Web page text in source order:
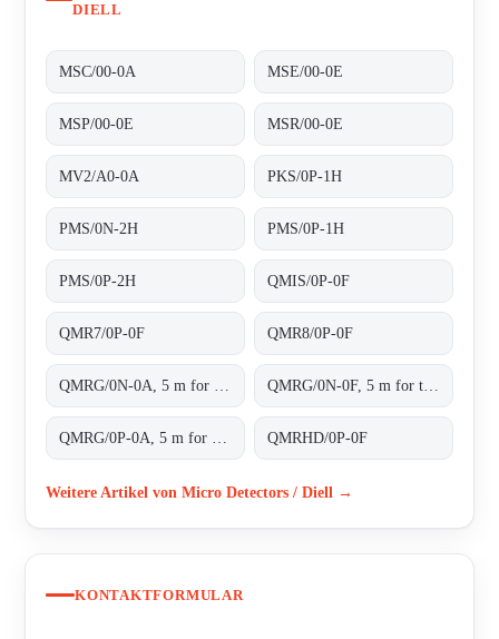
DIELL
MSC/00-0A MSE/00-0E
MSP/00-0E MSR/00-0E
MV2/A0-0A PKS/0P-1H
PMS/0N-2H PMS/0P-1H
PMS/0P-2H QMIS/0P-0F
QMR7/0P-0F QMR8/0P-0F
QMRG/0N-0A, 5 m for transparent objects NPN L/D cable 2m QMRG/0N-0F, 5 m for transparent objects NPN L/D conn.M8 4pins
QMRG/0P-0A, 5 m for transparent objects PNP L/D cable 2m QMRHD/0P-0F
Weitere Artikel von Micro Detectors / Diell →
KONTAKTFORMULAR